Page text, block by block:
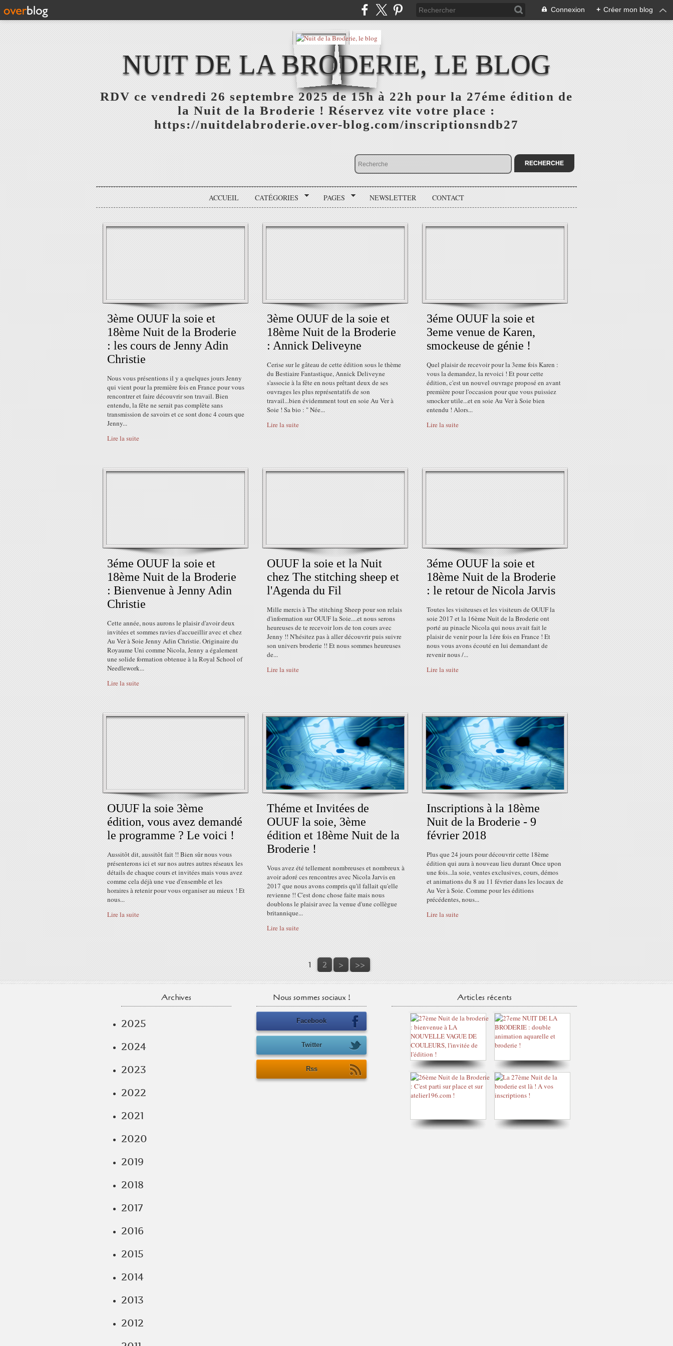
Connexion + Créer mon blog
NUIT DE LA BRODERIE, LE BLOG
RDV ce vendredi 26 septembre 2025 de 15h à 22h pour la 27éme édition de
la Nuit de la Broderie ! Réservez vite votre place :
https://nuitdelabroderie.over-blog.com/inscriptionsndb27
ACCUEIL CATÉGORIES PAGES NEWSLETTER CONTACT
3ème OUUF la soie et
18ème Nuit de la Broderie
: les cours de Jenny Adin
Christie
Nous vous présentions il y a quelques jours Jenny
qui vient pour la première fois en France pour vous
rencontrer et faire découvrir son travail. Bien
entendu, la fête ne serait pas complète sans
transmission de savoirs et ce sont donc 4 cours que
Jenny...
Lire la suite
3ème OUUF de la soie et
18ème Nuit de la Broderie
: Annick Deliveyne
Cerise sur le gâteau de cette édition sous le thème
du Bestiaire Fantastique, Annick Deliveyne
s'associe à la fête en nous prêtant deux de ses
ouvrages les plus représentatifs de son
travail...bien évidemment tout en soie Au Ver à
Soie ! Sa bio : " Née...
Lire la suite
3éme OUUF la soie et
3eme venue de Karen,
smockeuse de génie !
Quel plaisir de recevoir pour la 3eme fois Karen :
vous la demandez, la revoici ! Et pour cette
édition, c'est un nouvel ouvrage proposé en avant
première pour l'occasion pour que vous puissiez
smocker utile...et en soie Au Ver à Soie bien
entendu ! Alors...
Lire la suite
3éme OUUF la soie et
18ème Nuit de la Broderie
: Bienvenue à Jenny Adin
Christie
Cette année, nous aurons le plaisir d'avoir deux
invitées et sommes ravies d'accueillir avec et chez
Au Ver à Soie Jenny Adin Christie. Originaire du
Royaume Uni comme Nicola, Jenny a également
une solide formation obtenue à la Royal School of
Needlework...
Lire la suite
OUUF la soie et la Nuit
chez The stitching sheep et
l'Agenda du Fil
Mille mercis à The stitching Sheep pour son relais
d'information sur OUUF la Soie....et nous serons
heureuses de te recevoir lors de ton cours avec
Jenny !! N'hésitez pas à aller découvrir puis suivre
son univers broderie !! Et nous sommes heureuses
de...
Lire la suite
3éme OUUF la soie et
18ème Nuit de la Broderie
: le retour de Nicola Jarvis
Toutes les visiteuses et les visiteurs de OUUF la
soie 2017 et la 16ème Nuit de la Broderie ont
porté au pinacle Nicola qui nous avait fait le
plaisir de venir pour la 1ére fois en France ! Et
nous vous avons écouté en lui demandant de
revenir nous /...
Lire la suite
OUUF la soie 3ème
édition, vous avez demandé
le programme ? Le voici !
Aussitôt dit, aussitôt fait !! Bien sûr nous vous
présenterons ici et sur nos autres autres réseaux les
détails de chaque cours et invitées mais vous avez
comme cela déjà une vue d'ensemble et les
horaires à retenir pour vous organiser au mieux ! Et
nous...
Lire la suite
Théme et Invitées de
OUUF la soie, 3ème
édition et 18ème Nuit de la
Broderie !
Vous avez été tellement nombreuses et nombreux à
avoir adoré ces rencontres avec Nicola Jarvis en
2017 que nous avons compris qu'il fallait qu'elle
revienne !! C'est donc chose faite mais nous
doublons le plaisir avec la venue d'une collègue
britannique...
Lire la suite
Inscriptions à la 18ème
Nuit de la Broderie - 9
février 2018
Plus que 24 jours pour découvrir cette 18ème
édition qui aura à nouveau lieu durant Once upon
une fois...la soie, ventes exclusives, cours, démos
et animations du 8 au 11 février dans les locaux de
Au Ver à Soie. Comme pour les éditions
précédentes, nous...
Lire la suite
1 2 > >>
Archives
2025
2024
2023
2022
2021
2020
2019
2018
2017
2016
2015
2014
2013
2012
Nous sommes sociaux !
Facebook
Twitter
Rss
Articles récents